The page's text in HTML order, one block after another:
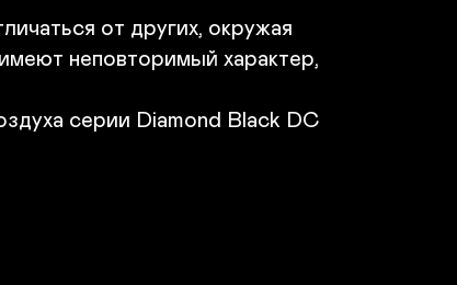
– R410а
726x250x190
В корзину
от других, окружая
неповторимый характер,
серии Diamond Black DC